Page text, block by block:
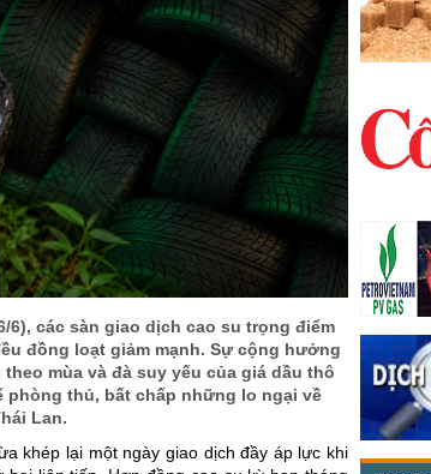
6), các sàn giao dịch cao su trọng điểm
đồng loạt giảm mạnh. Sự cộng hưởng
mùa và đà suy yếu của giá dầu thô
thủ, bất chấp những lo ngại về
Lan.
khép lại một ngày giao dịch đầy áp lực khi